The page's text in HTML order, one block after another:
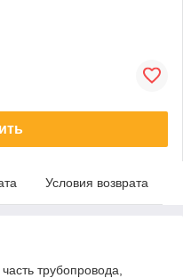
Условия возврата
трубопровода,